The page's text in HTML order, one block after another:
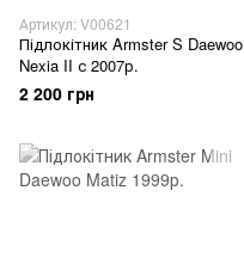
Артикул: V00621
Підлокітник Armster S Daewoo
Nexia II с 2007р.
2 200 грн